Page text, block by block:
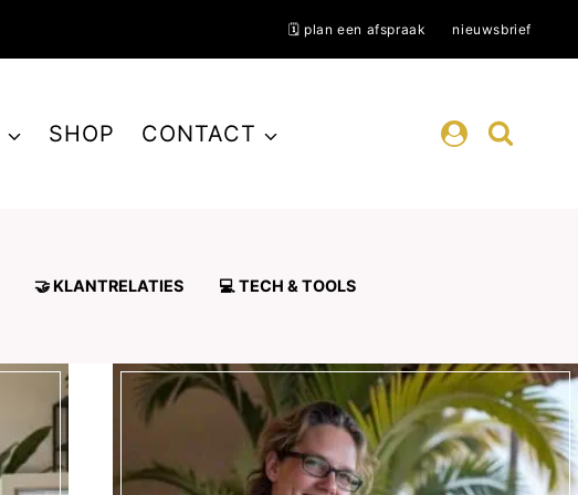
🗓️ plan een afspraak nieuwsbrief
SHOP CONTACT
🤝 KLANTRELATIES 💻 TECH & TOOLS